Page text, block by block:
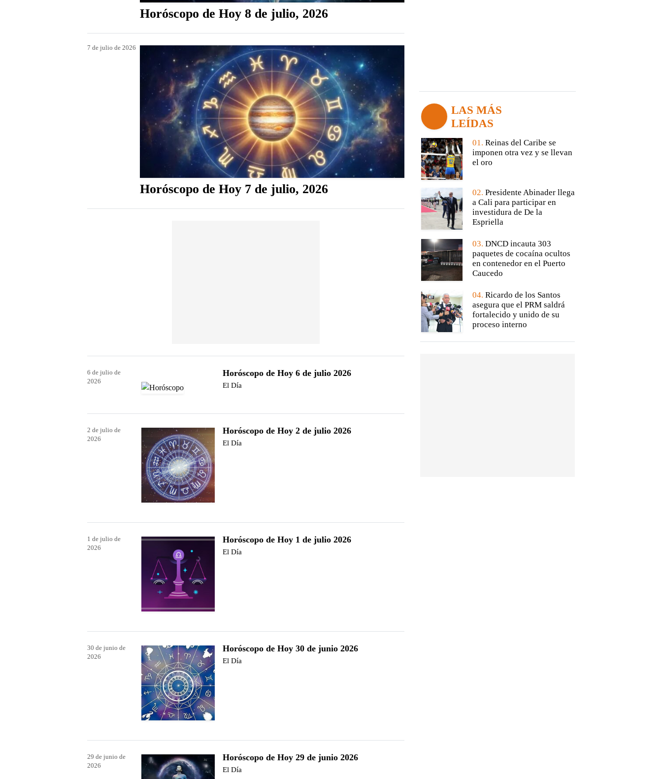
Horóscopo de Hoy 8 de julio, 2026
7 de julio de 2026
Horóscopo de Hoy 7 de julio, 2026
6 de julio de
2026
Horóscopo de Hoy 6 de julio 2026
El Día
2 de julio de
2026
Horóscopo de Hoy 2 de julio 2026
El Día
1 de julio de
2026
Horóscopo de Hoy 1 de julio 2026
El Día
30 de junio de
2026
Horóscopo de Hoy 30 de junio 2026
El Día
29 de junio de
2026
Horóscopo de Hoy 29 de junio 2026
El Día
LAS MÁS
LEÍDAS
01. Reinas del Caribe se
imponen otra vez y se llevan
el oro
02. Presidente Abinader llega
a Cali para participar en
investidura de De la
Espriella
03. DNCD incauta 303
paquetes de cocaína ocultos
en contenedor en el Puerto
Caucedo
04. Ricardo de los Santos
asegura que el PRM saldrá
fortalecido y unido de su
proceso interno